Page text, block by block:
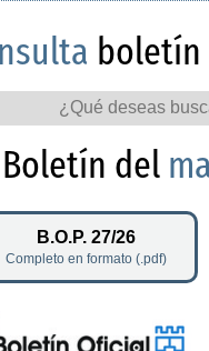
boletín
Boletín del
B.O.P. 27/26
Completo en formato (.pdf)